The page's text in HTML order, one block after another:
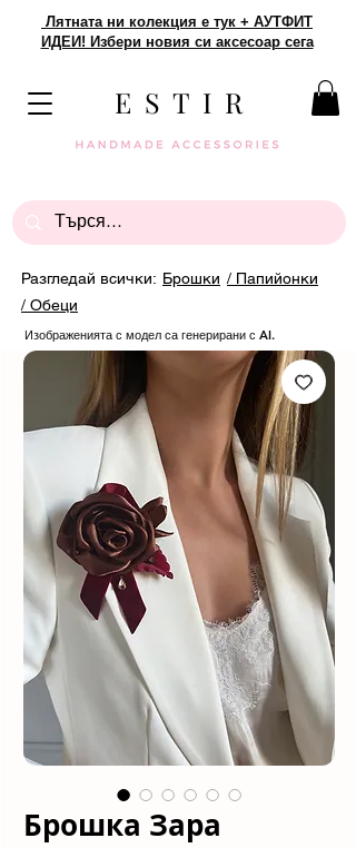
Лятната ни колекция е тук + АУТФИТ
ИДЕИ! Избери новия си аксесоар сега
E S T I R
Разгледай всички: Брошки / Папийонки
/ Обеци
Изображенията с модел са генерирани с AI.
Брошка Зара